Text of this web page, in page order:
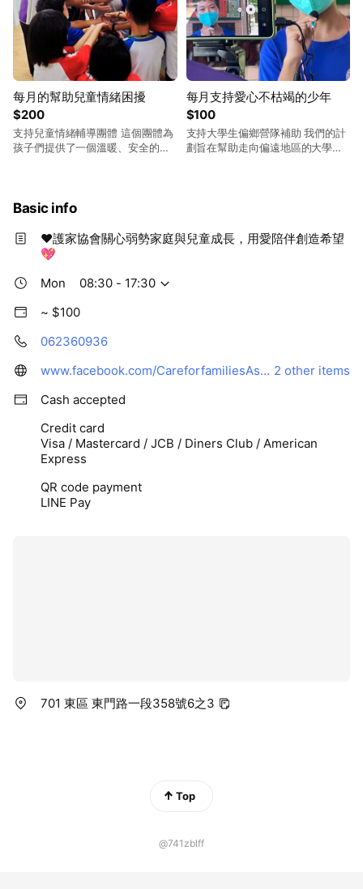
$200
每月的幫助兒童情緒困擾
支持兒童情緒輔導團體 這個團體為
孩子們提供了一個溫暖、安全的環
的機會，提升他們的生活質量。 本
題： 1.情緒困擾： 兒童可能因無法
適當地表達或處理情感而感到困
擾，導致情緒問題，如焦慮、憂鬱
或憤怒。 2.自尊心問題： 無法處理
情緒，可能對兒童的自尊心產生負
面影響，使他們感到自己不被接受
或被認為不正常。 3.社交問題： 同
儕關係困難：兒童可能在與同齡人
的互動中遇到困難，因為他們無法
理解或適當地應對情感。 4.衝突和
隔離： 情緒管理困難可能導致兒童
在家庭和學校環境中出現不當的行
為問題，例如衝突、撒謊或隔離自
己。 5.學習問題： 當學學發生困
難。情緒管理受影響，可能使兒童
難以集中精力於學業上，影響他們
的學習和學業成績。 6.專注力不
足： 兒童可能因情感困擾而表現出
專注力不足和過度活躍的症狀，進
一步干擾他們的學習。 7.心理健康
同努力，為弱勢兒童的未來塑造一
$100
每月支持愛心不枯竭的少年
支持大學生偏鄉營隊補助 我們的計
劃旨在幫助走向偏遠地區的大學
獲得重要的經驗。
Basic info
❤️護家協會關心弱勢家庭與兒童成長，用愛陪伴創造希望
💖
Mon
08:30 - 17:30
~ $100
062360936
www.facebook.com/CareforfamiliesAssociation/ 2 other items
Cash accepted
Credit card
Visa / Mastercard / JCB / Diners Club / American
Express
QR code payment
LINE Pay
701 東區 東門路一段358號6之3
Top
@741zblff